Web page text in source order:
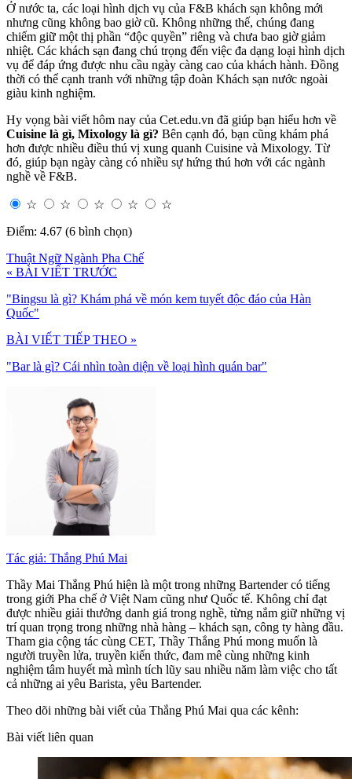
Ở nước ta, các loại hình dịch vụ của F&B khách sạn không mới
nhưng cũng không bao giờ cũ. Không những thế, chúng đang
chiếm giữ một thị phần “độc quyền” riêng và chưa bao giờ giảm
nhiệt. Các khách sạn đang chú trọng đến việc đa dạng loại hình dịch
vụ để đáp ứng được nhu cầu ngày càng cao của khách hành. Đồng
thời có thể cạnh tranh với những tập đoàn Khách sạn nước ngoài
giàu kinh nghiệm.
Hy vọng bài viết hôm nay của Cet.edu.vn đã giúp bạn hiểu hơn về
Cuisine là gì, Mixology là gì? Bên cạnh đó, bạn cũng khám phá
hơn được nhiều điều thú vị xung quanh Cuisine và Mixology. Từ
đó, giúp bạn ngày càng có nhiều sự hứng thú hơn với các ngành
nghề về F&B.
☆ ☆ ☆ ☆
☆
Điểm: 4.67 (6 bình chọn)
Thuật Ngữ Ngành Pha Chế
« BÀI VIẾT TRƯỚC
"Bingsu là gì? Khám phá về món kem tuyết độc đáo của Hàn
Quốc"
BÀI VIẾT TIẾP THEO »
"Bar là gì? Cái nhìn toàn diện về loại hình quán bar"
Tác giả: Thắng Phú Mai
Thầy Mai Thắng Phú hiện là một trong những Bartender có tiếng
trong giới Pha chế ở Việt Nam cũng như Quốc tế. Không chỉ đạt
được nhiều giải thưởng danh giá trong nghề, từng nắm giữ những vị
trí quan trọng trong những nhà hàng – khách sạn, công ty hàng đầu.
Tham gia cộng tác cùng CET, Thầy Thắng Phú mong muốn là
người truyền lửa, truyền kiến thức, đam mê cùng những kinh
nghiệm tâm huyết mà mình tích lũy sau nhiều năm làm việc cho tất
cả những ai yêu Barista, yêu Bartender.
Theo dõi những bài viết của Thắng Phú Mai qua các kênh:
Bài viết liên quan